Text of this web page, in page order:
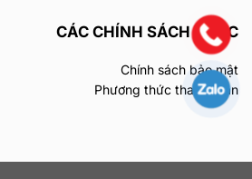
CÁC CHÍNH SÁCH KHÁC
Chính sách bảo mật
Phương thức thanh toán